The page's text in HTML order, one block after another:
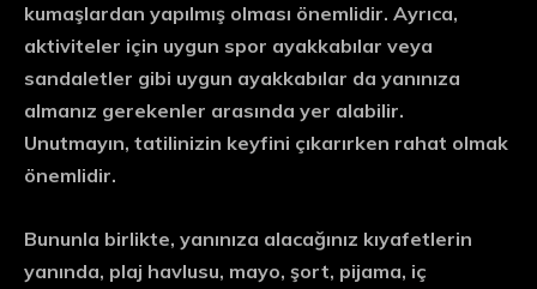
kumaşlardan yapılmış olması önemlidir. Ayrıca,
aktiviteler için uygun spor ayakkabılar veya
sandaletler gibi uygun ayakkabılar da yanınıza
almanız gerekenler arasında yer alabilir.
Unutmayın, tatilinizin keyfini çıkarırken rahat olmak
önemlidir.
Bununla birlikte, yanınıza alacağınız kıyafetlerin
yanında, plaj havlusu, mayo, şort, pijama, iç